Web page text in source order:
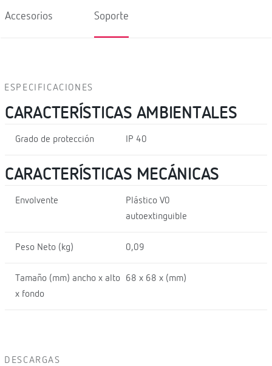
Accesorios Soporte
ESPECIFICACIONES
CARACTERÍSTICAS AMBIENTALES
Grado de protección IP 40
CARACTERÍSTICAS MECÁNICAS
Envolvente
Plástico V0
autoextinguible
Peso Neto (kg) 0,09
Tamaño (mm) ancho x alto
x fondo
68 x 68 x (mm)
DESCARGAS